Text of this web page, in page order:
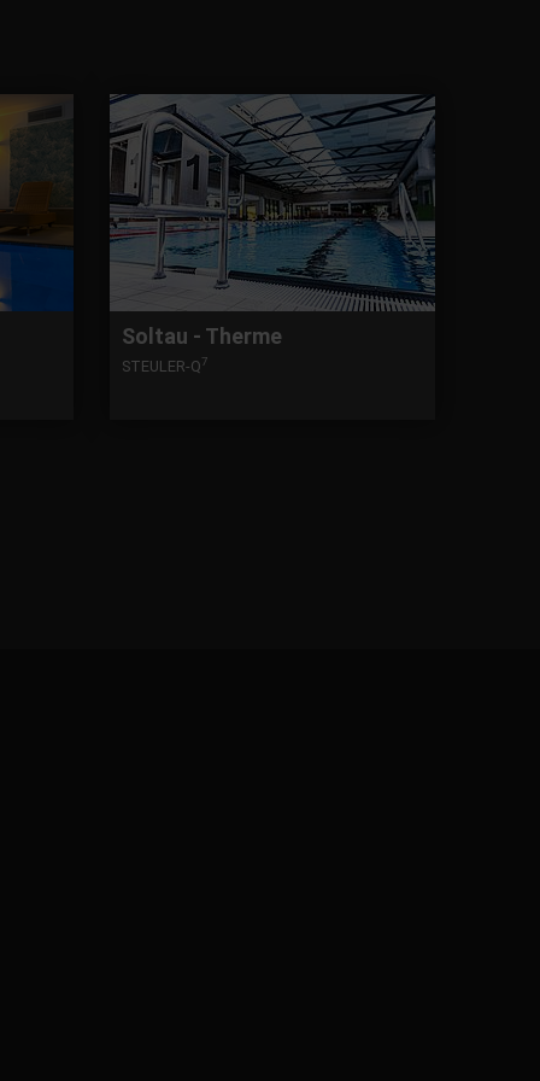
Soltau - Therme
STEULER-Q7